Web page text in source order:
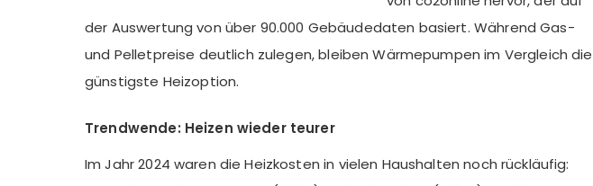
der Auswertung von über 90.000 Gebäudedaten basiert. Während Gas-
und Pelletpreise deutlich zulegen, bleiben Wärmepumpen im Vergleich die
günstigste Heizoption.
Trendwende: Heizen wieder teurer
Im Jahr 2024 waren die Heizkosten in vielen Haushalten noch rückläufig: